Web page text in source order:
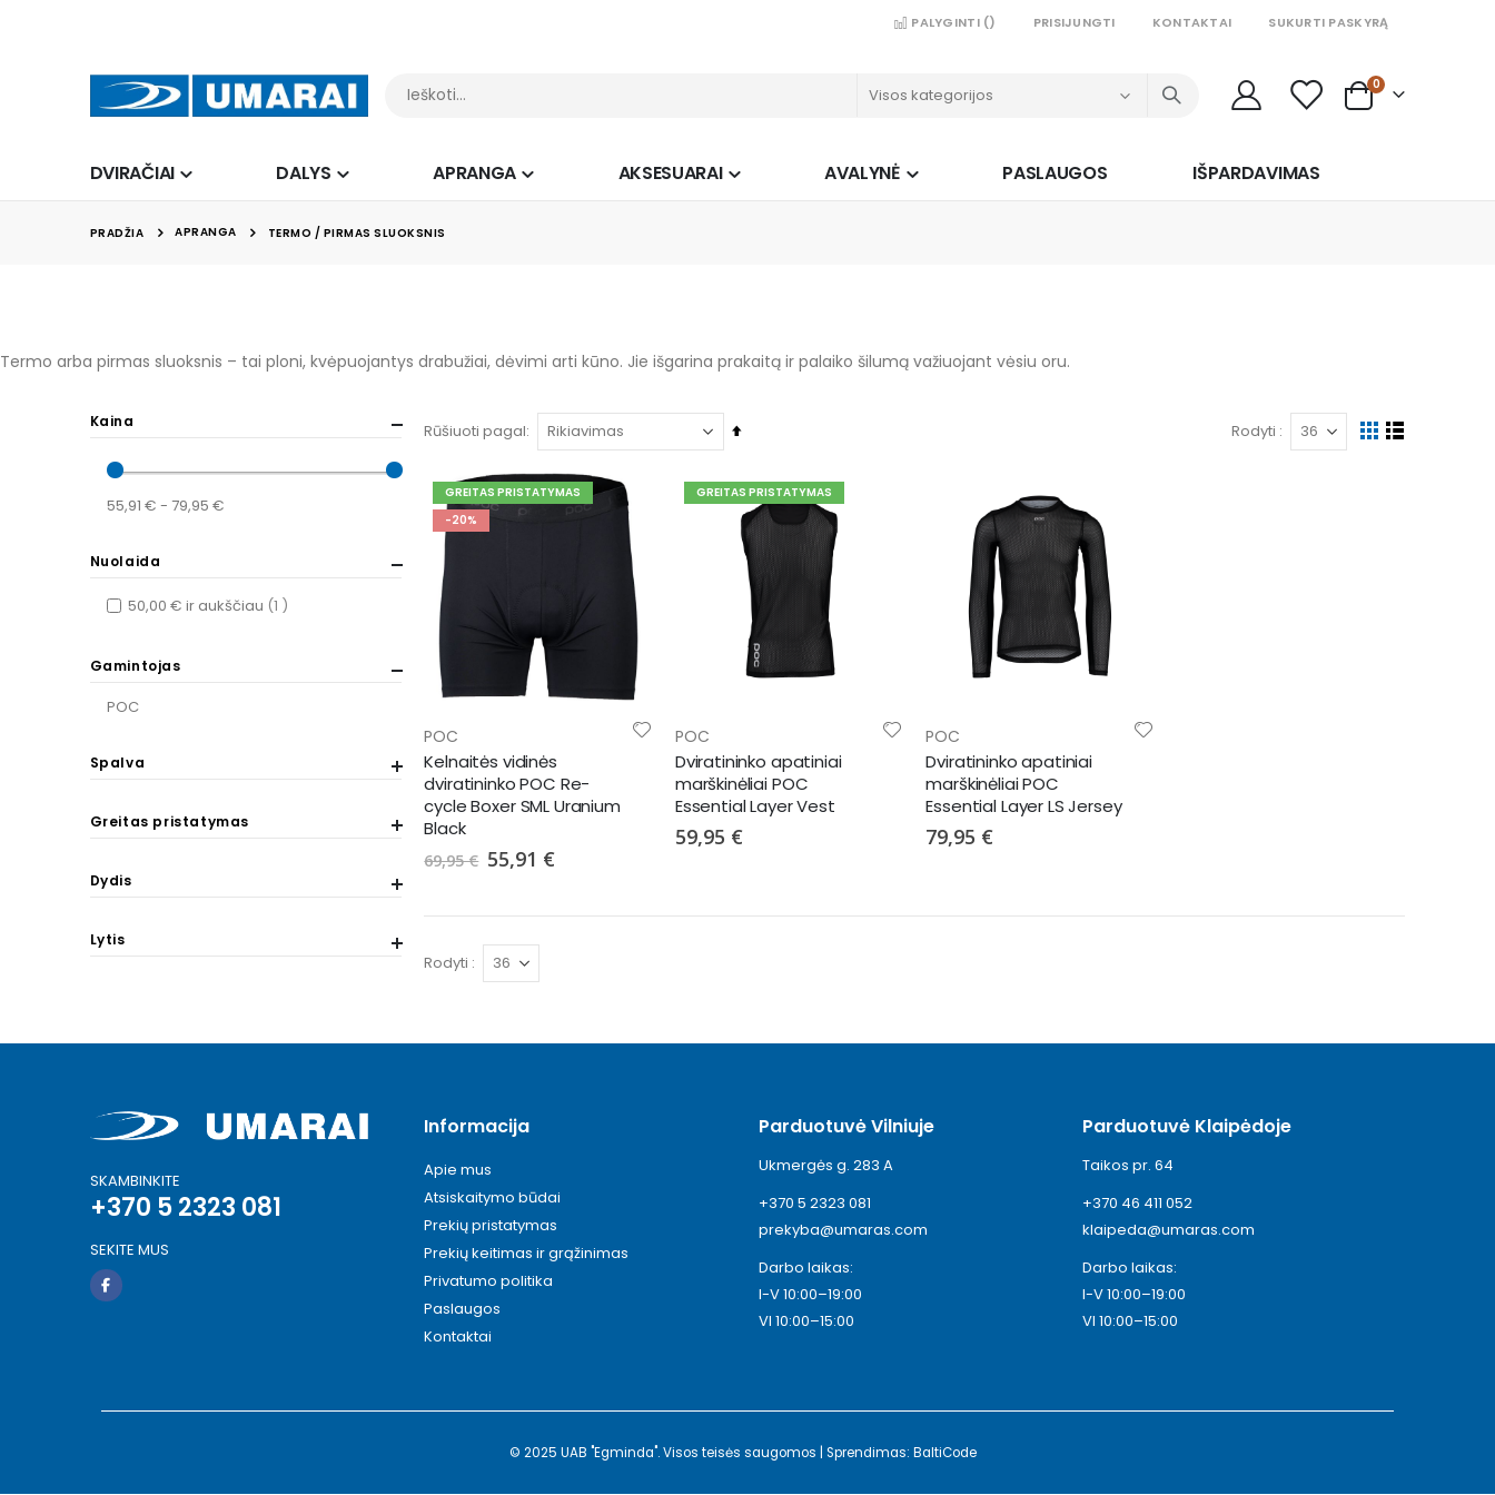
PALYGINTI () PRISIJUNGTI KONTAKTAI SUKURTI PASKYRĄ
Cart
0prekės
DVIRAČIAI DALYS APRANGA AKSESUARAI AVALYNĖ PASLAUGOS IŠPARDAVIMAS
PRADŽIA APRANGA TERMO / PIRMAS SLUOKSNIS
Termo arba pirmas sluoksnis – tai ploni, kvėpuojantys drabužiai, dėvimi arti kūno. Jie išgarina prakaitą ir palaiko šilumą važiuojant vėsiu oru.
Rūšiuoti pagal
Mažėjančia
Rodyti
Peržiūrėti
Tinklelis
Sąrašas
GREITAS PRISTATYMAS
-20%
POC
Kelnaitės vidinės
dviratininko POC Re-
cycle Boxer SML Uranium
Black
69,95 € Special
Price
55,91 €
GREITAS PRISTATYMAS
POC
Dviratininko apatiniai
marškinėliai POC
Essential Layer Vest
59,95 €
POC
Dviratininko apatiniai
marškinėliai POC
Essential Layer LS Jersey
79,95 €
Rodyti
Kaina
55,91 € - 79,95 €
Nuolaida
50,00 € ir aukščiau 1 item
Gamintojas
POC
Spalva
Greitas pristatymas
Dydis
Lytis
SKAMBINKITE
+370 5 2323 081
SEKITE MUS
Informacija
Apie mus
Atsiskaitymo būdai
Prekių pristatymas
Prekių keitimas ir grąžinimas
Privatumo politika
Paslaugos
Kontaktai
Parduotuvė Vilniuje
Ukmergės g. 283 A
+370 5 2323 081
prekyba@umaras.com
Darbo laikas:
I-V 10:00–19:00
VI 10:00–15:00
Parduotuvė Klaipėdoje
Taikos pr. 64
+370 46 411 052
klaipeda@umaras.com
Darbo laikas:
I-V 10:00–19:00
VI 10:00–15:00
© 2025 UAB "Egminda". Visos teisės saugomos | Sprendimas: BaltiCode